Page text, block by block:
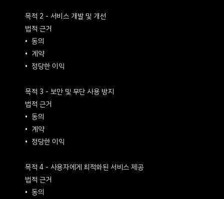
목적 2 - 서비스 개발 및 개선
법적 근거
동의
계약
정당한 이익
목적 3 - 보안 및 무단 사용 방지
법적 근거
동의
계약
정당한 이익
목적 4 - 사용자에게 최적화된 서비스 제공
법적 근거
동의